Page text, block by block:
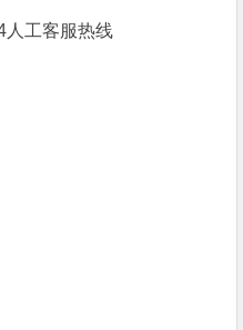
人工客服热线